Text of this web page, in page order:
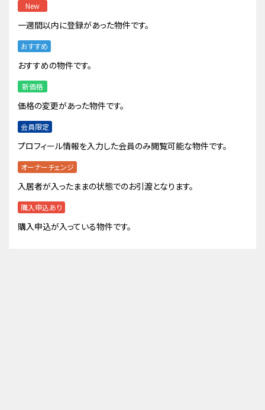
New
一週間以内に登録があった物件です。
おすすめ
おすすめの物件です。
新価格
価格の変更があった物件です。
会員限定
プロフィール情報を入力した会員のみ閲覧可能な物件です。
オーナーチェンジ
入居者が入ったままの状態でのお引渡となります。
購入申込あり
購入申込が入っている物件です。